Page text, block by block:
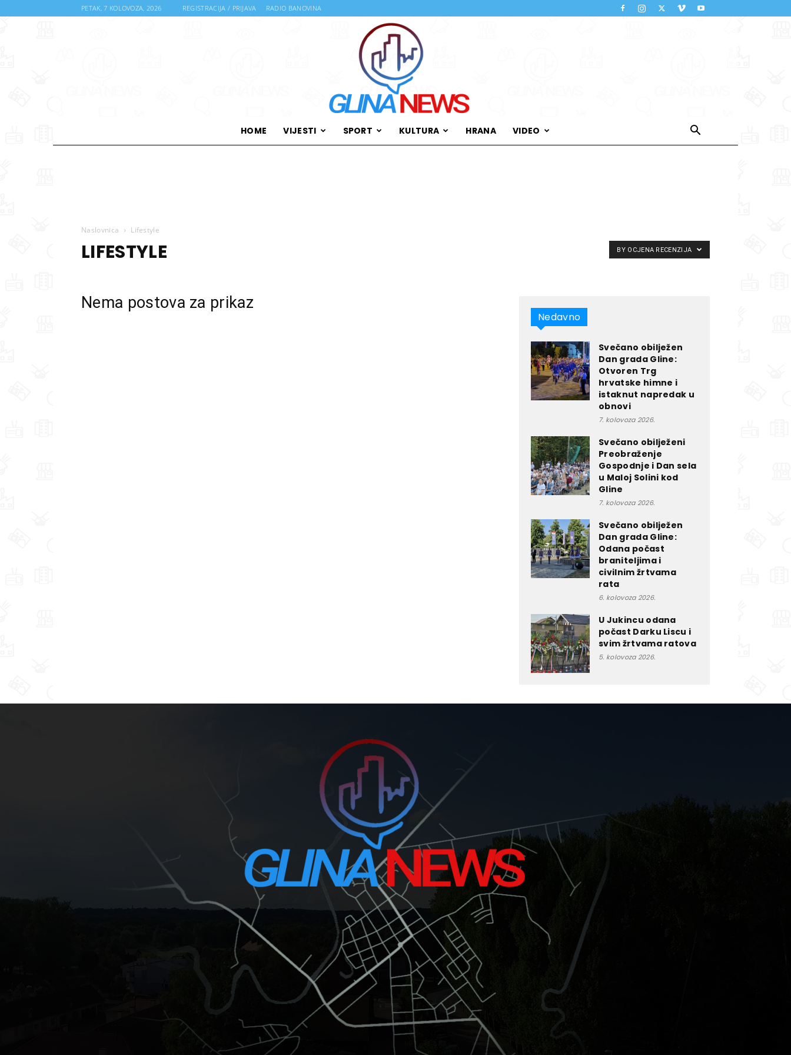
PETAK, 7 KOLOVOZA, 2026 REGISTRACIJA / PRIJAVA RADIO BANOVINA
HOME VIJESTI SPORT KULTURA HRANA VIDEO
Naslovnica Lifestyle
LIFESTYLE BY OCJENA RECENZIJA
Nema postova za prikaz
Nedavno
Svečano obilježen
Dan grada Gline:
Otvoren Trg
hrvatske himne i
istaknut napredak u
obnovi
7. kolovoza 2026.
Svečano obilježeni
Preobraženje
Gospodnje i Dan sela
u Maloj Solini kod
Gline
7. kolovoza 2026.
Svečano obilježen
Dan grada Gline:
Odana počast
braniteljima i
civilnim žrtvama
rata
6. kolovoza 2026.
U Jukincu odana
počast Darku Liscu i
svim žrtvama ratova
5. kolovoza 2026.